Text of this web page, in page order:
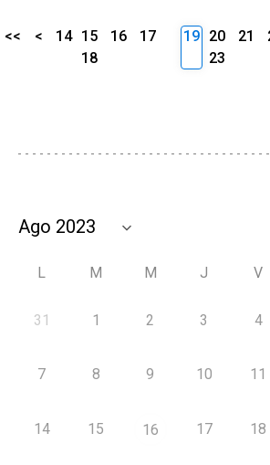
<< < 14 15 16
17
18
19 20 21
23
L M M J V
31 1 2 3 4
7 8 9 10 11
14 15 16 17 18